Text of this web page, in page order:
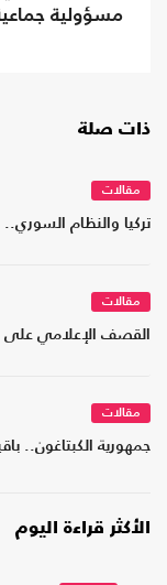
مسؤولية
ذات صلة
مقالات
تركيا والنظام
مقالات
القصف الإعلامي على
مقالات
جمهورية الكبتاغون..
الأكثر قراءة اليوم